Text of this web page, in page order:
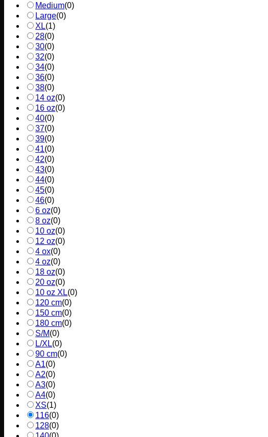
Medium(0)
Large(0)
XL(1)
28(0)
30(0)
32(0)
34(0)
36(0)
38(0)
14 oz(0)
16 oz(0)
40(0)
37(0)
39(0)
41(0)
42(0)
43(0)
44(0)
45(0)
46(0)
6 oz(0)
8 oz(0)
10 oz(0)
12 oz(0)
4 ox(0)
4 oz(0)
18 oz(0)
20 oz(0)
10 oz XL(0)
120 cm(0)
150 cm(0)
180 cm(0)
S/M(0)
L/XL(0)
90 cm(0)
A1(0)
A2(0)
A3(0)
A4(0)
XS(1)
116(0)
128(0)